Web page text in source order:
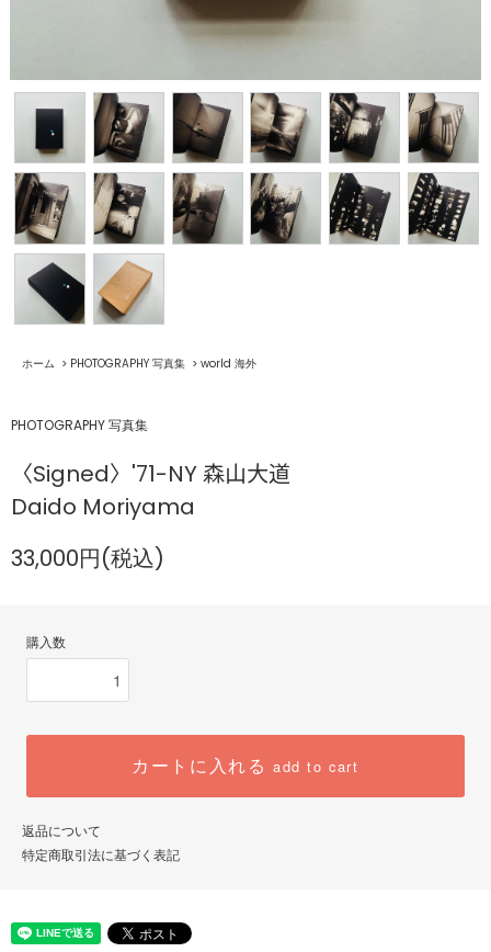
ホーム > PHOTOGRAPHY 写真集 > world 海外
PHOTOGRAPHY 写真集
〈Signed〉'71-NY 森山大道
Daido Moriyama
33,000円(税込)
購入数
カートに入れるadd to cart
返品について
特定商取引法に基づく表記